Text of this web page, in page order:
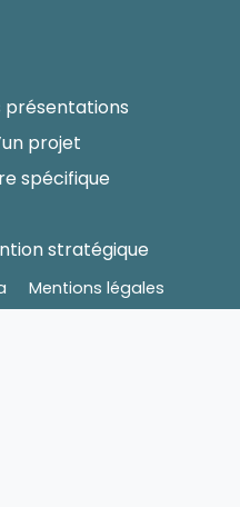
présentations
projet
spécifique
stratégique
Mentions légales